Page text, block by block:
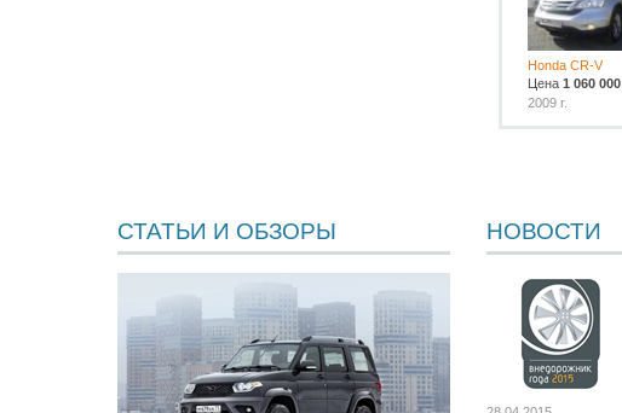
Honda CR-V
Цена1 060 000
2009 г.
СТАТЬИ И ОБЗОРЫ НОВОСТИ